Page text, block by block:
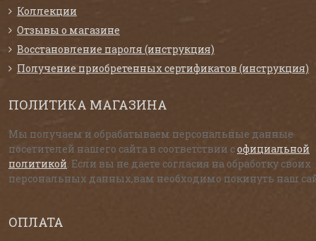
Коллекции
Отзывы о магазине
Восстановление пароля (инструкция)
Получение приобретенных сертификатов (инструкция)
ПОЛИТИКА МАГАЗИНА
Мы получаем и обрабатываем персональные данные
посетителей нашего сайта в соответствии софициальной
политикой . Если вы не даете согласия на обработку своих
персональных данных,вам необходимо покинуть наш
ОПЛАТА